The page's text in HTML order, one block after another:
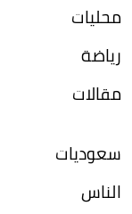
محليات
رياضة
مقالات
سعوديات
الناس